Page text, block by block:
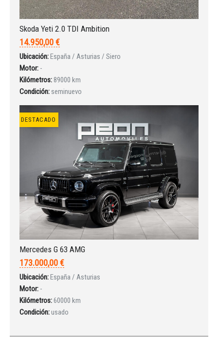
Skoda Yeti 2.0 TDI Ambition
14.950,00 €
Ubicación:España / Asturias / Siero
Motor: -
Kilómetros: 89000 km
Condición: seminuevo
DESTACADO
Mercedes G 63 AMG
173.000,00 €
Ubicación:España / Asturias
Motor: -
Kilómetros:60000 km
Condición:usado